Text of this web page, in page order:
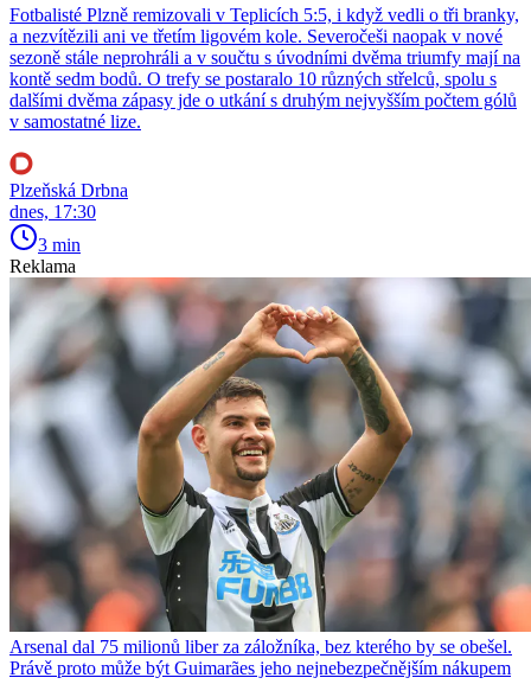
Fotbalisté Plzně remizovali v Teplicích 5:5, i když vedli o tři branky,
a nezvítězili ani ve třetím ligovém kole. Severočeši naopak v nové
sezoně stále neprohráli a v součtu s úvodními dvěma triumfy mají na
kontě sedm bodů. O trefy se postaralo 10 různých střelců, spolu s
dalšími dvěma zápasy jde o utkání s druhým nejvyšším počtem gólů
v samostatné lize.
Plzeňská Drbna
dnes, 17:30
3 min
Reklama
Arsenal dal 75 milionů liber za záložníka, bez kterého by se obešel.
Právě proto může být Guimarães jeho nejnebezpečnějším nákupem